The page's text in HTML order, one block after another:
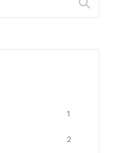
1
2